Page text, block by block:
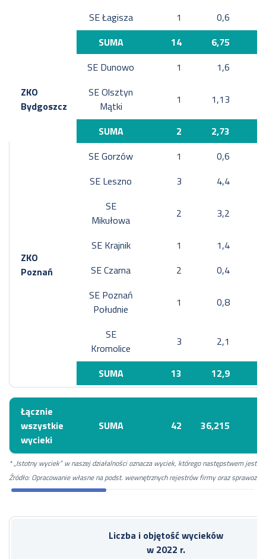
SE Łagisza
1
0,6
SUMA
14 6,75
ZKO
Bydgoszcz
SE Dunowo 1
1,6
SE Olsztyn
Mątki
1 1,13
SUMA 2 2,73
ZKO
Poznań
SE Gorzów 1
0,6
SE Leszno
3
4,4
SE
Mikułowa
2 3,2
SE Krajnik 1
1,4
SE Czarna
2
0,4
SE Poznań
Południe
1 0,8
SE
Kromolice
3 2,1
SUMA 13 12,9
Łącznie
wszystkie
wycieki
SUMA 42 36,215
* „Istotny wyciek” w naszej działalności oznacza wyciek, którego następstwem jest
Źródło: Opracowanie własne na podst. wewnętrznych rejestrów firmy oraz
Liczba i objętość wycieków
w 2022 r.